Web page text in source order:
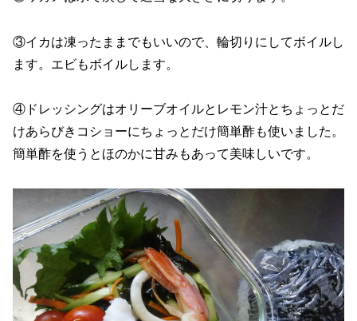
③イカは凍ったままでもいいので、輪切りにしてボイルし
ます。エビもボイルします。
④ドレッシングはオリーブオイルとレモン汁とちょっとだ
けあらびきコショーにちょっとだけ簡単酢も使いました。
簡単酢を使うとほのかに甘みもあって美味しいです。